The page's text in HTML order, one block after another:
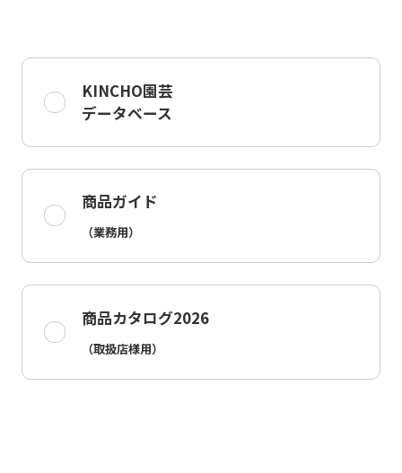
KINCHO園芸
データベース
商品ガイド
（業務用）
商品カタログ2026
（取扱店様用）